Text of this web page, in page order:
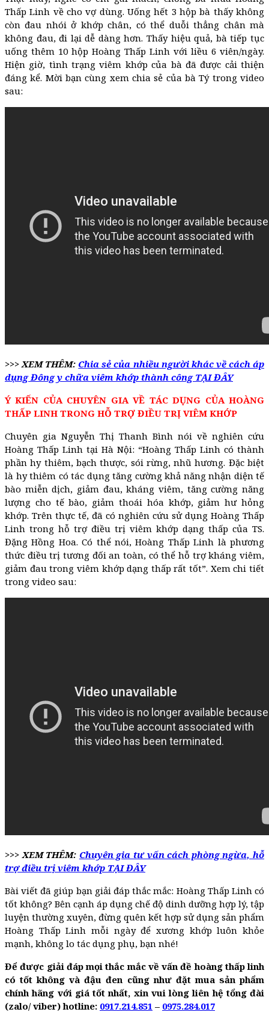
Thấp Linh về cho vợ dùng. Uống hết 3 hộp bà thấy không
còn đau nhói ở khớp chân, có thể duỗi thẳng chân mà
không đau, đi lại dễ dàng hơn. Thấy hiệu quả, bà tiếp tục
uống thêm 10 hộp Hoàng Thấp Linh với liều 6 viên/ngày.
Hiện giờ, tình trạng viêm khớp của bà đã được cải thiện
đáng kể. Mời bạn cùng xem chia sẻ của bà Tý trong video
sau:
>>> XEM THÊM: Chia sẻ của nhiều người khác về cách áp
dụng Đông y chữa viêm khớp thành công TẠI ĐÂY
Ý KIẾN CỦA CHUYÊN GIA VỀ TÁC DỤNG CỦA HOÀNG
THẤP LINH TRONG HỖ TRỢ ĐIỀU TRỊ VIÊM KHỚP
Chuyên gia Nguyễn Thị Thanh Bình nói về nghiên cứu
Hoàng Thấp Linh tại Hà Nội: “Hoàng Thấp Linh có thành
phần hy thiêm, bạch thược, sói rừng, nhũ hương. Đặc biệt
là hy thiêm có tác dụng tăng cường khả năng nhận diện tế
bào miễn dịch, giảm đau, kháng viêm, tăng cường năng
lượng cho tế bào, giảm thoái hóa khớp, giảm hư hỏng
khớp. Trên thực tế, đã có nghiên cứu sử dụng Hoàng Thấp
Linh trong hỗ trợ điều trị viêm khớp dạng thấp của TS.
Đặng Hồng Hoa. Có thể nói, Hoàng Thấp Linh là phương
thức điều trị tương đối an toàn, có thể hỗ trợ kháng viêm,
giảm đau trong viêm khớp dạng thấp rất tốt”. Xem chi tiết
trong video sau:
>>> XEM THÊM: Chuyên gia tư vấn cách phòng ngừa, hỗ
trợ điều trị viêm khớp TẠI ĐÂY
Bài viết đã giúp bạn giải đáp thắc mắc: Hoàng Thấp Linh có
tốt không? Bên cạnh áp dụng chế độ dinh dưỡng hợp lý, tập
luyện thường xuyên, đừng quên kết hợp sử dụng sản phẩm
Hoàng Thấp Linh mỗi ngày để xương khớp luôn khỏe
mạnh, không lo tác dụng phụ, bạn nhé!
Để được giải đáp mọi thắc mắc về vấn đề hoàng thấp linh
có tốt không và đậu đen cũng như đặt mua sản phẩm
chính hãng với giá tốt nhất, xin vui lòng liên hệ tổng đài
(zalo/ viber) hotline: 0917.214.851 – 0975.284.017